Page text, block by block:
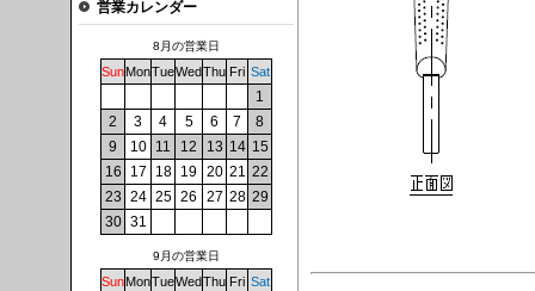
営業カレンダー
8月の営業日
SunMonTueWedThu Fri Sat
1
2
3 4 5 6 7
8
9
10 11 12 13 14 15
16
17 18 19 20 21 22
23 24 25 26 27 28 29
30 31
9月の営業日
SunMonTueWedThu Fri Sat